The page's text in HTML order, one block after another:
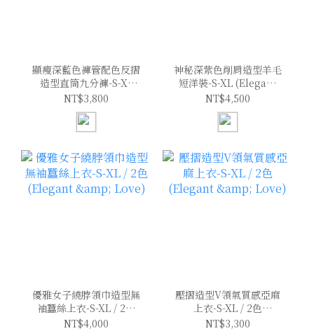
顯瘦深藍色褲管配色反摺
造型直筒九分褲-S-XL
(Elegant & Love)
NT$3,800
神秘深紫色削肩造型羊毛
短洋裝-S-XL (Elegant
& Love)
NT$4,500
優雅女子繞脖領巾造型無
袖蠶絲上衣-S-XL / 2色
(Elegant & Love)
NT$4,000
壓摺造型V領氣質感亞麻
上衣-S-XL / 2色
(Elegant & Love)
NT$3,300